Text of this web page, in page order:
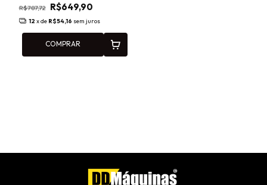
R$787,72 R$649,90
12 x de R$54,16 sem juros
COMPRAR